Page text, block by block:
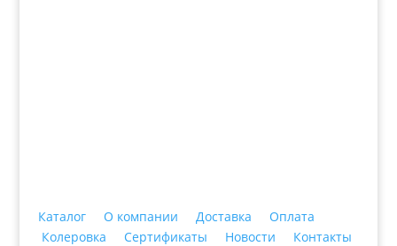
Каталог О компании Доставка
Оплата
Колеровка
Сертификаты Новости Контакты